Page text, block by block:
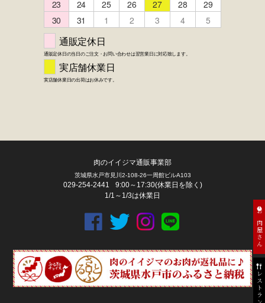
お肉屋さん
レストラン
肉のイイジマ通販事業部
茨城県水戸市見川2-108-26一周館ビルA103
029-254-2441
9:00～17:30(休業日を除く)
1/1～1/3は休業日